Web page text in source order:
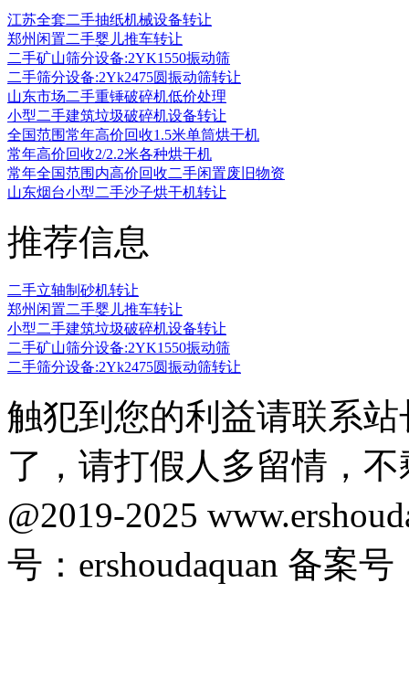
江苏全套二手抽纸机械设备转让
郑州闲置二手婴儿推车转让
二手矿山筛分设备:2YK1550振动筛
二手筛分设备:2Yk2475圆振动筛转让
山东市场二手重锤破碎机低价处理
小型二手建筑垃圾破碎机设备转让
全国范围常年高价回收1.5米单筒烘干机
常年高价回收2/2.2米各种烘干机
常年全国范围内高价回收二手闲置废旧物资
山东烟台小型二手沙子烘干机转让
推荐信息
二手立轴制砂机转让
郑州闲置二手婴儿推车转让
小型二手建筑垃圾破碎机设备转让
二手矿山筛分设备:2YK1550振动筛
二手筛分设备:2Yk2475圆振动筛转让
触犯到您的利益请联系
了，请打假人多留情，
@2019-2025
号：ershoudaquan 备案